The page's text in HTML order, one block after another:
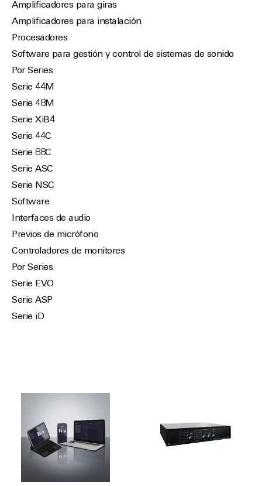
Amplificadores para giras
Amplificadores para instalación
Procesadores
Software para gestión y control de sistemas de sonido
Por Series
Serie 44M
Serie 48M
Serie XiB4
Serie 44C
Serie 88C
Serie ASC
Serie NSC
Software
Interfaces de audio
Previos de micrófono
Controladores de monitores
Por Series
Serie EVO
Serie ASP
Serie iD